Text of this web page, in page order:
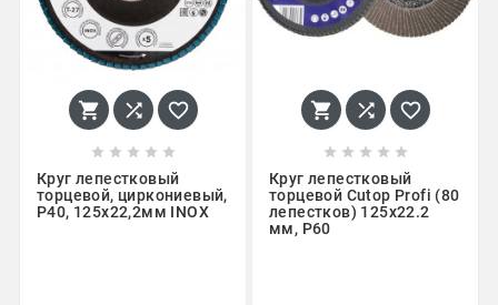
  
    
Круг лепестковый
торцевой, циркониевый,
P40, 125х22,2мм INOX
  
    
Круг лепестковый
торцевой Cutop Profi (80
лепестков) 125x22.2
мм, Р60